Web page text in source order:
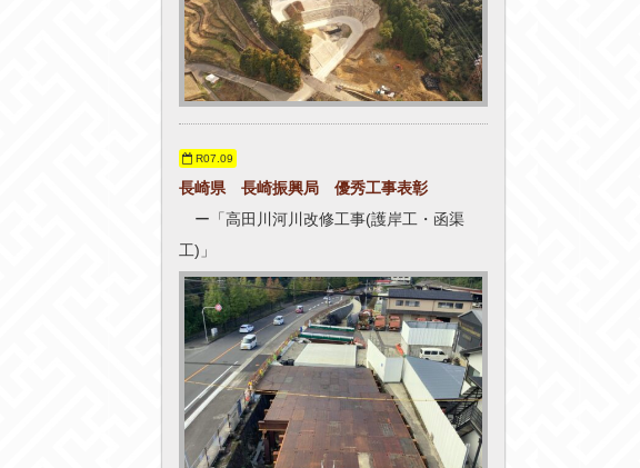
R07.09
長崎県 長崎振興局 優秀工事表彰
ー「高田川河川改修工事(護岸工・函渠
工)」